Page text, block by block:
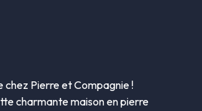
chez PierreetCompagnie!
charmantemaisonenpierre